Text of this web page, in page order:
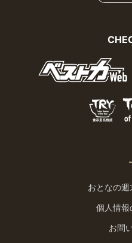
おとなの週
個人情報
お問